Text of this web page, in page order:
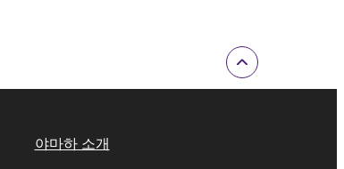
야마하 소개